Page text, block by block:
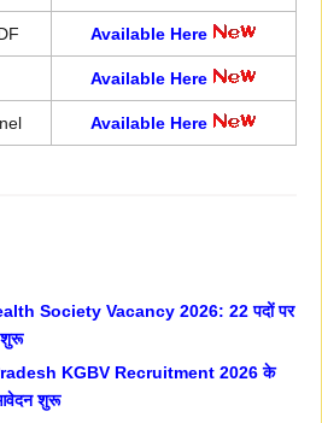
Available Here
Available Here
Available Here
Society Vacancy 2026: 22 पदों पर
शुरू
KGBV Recruitment 2026 के
शुरू